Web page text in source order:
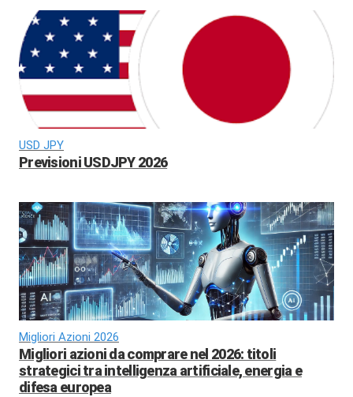
USD JPY
Previsioni USDJPY 2026
Migliori Azioni 2026
Migliori azioni da comprare nel 2026: titoli
strategici tra intelligenza artificiale, energia e
difesa europea